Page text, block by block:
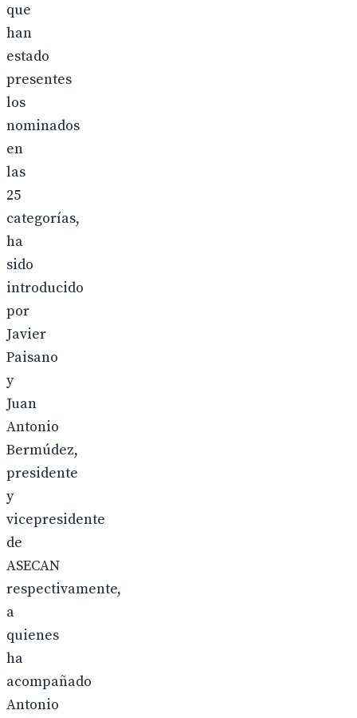
que
han
estado
presentes
los
nominados
en
las
25
categorías,
ha
sido
introducido
por
Javier
Paisano
y
Juan
Antonio
Bermúdez,
presidente
y
vicepresidente
de
ASECAN
respectivamente,
a
quienes
ha
acompañado
Antonio